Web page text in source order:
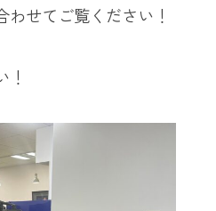
せてご覧ください！